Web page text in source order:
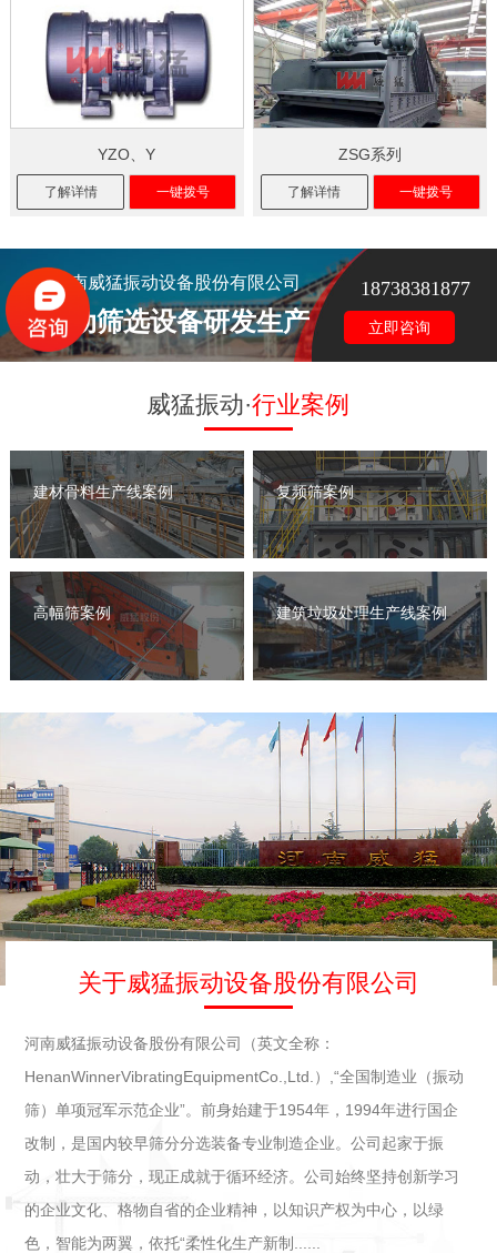
YZO、Y
了解详情 一键拨号
ZSG系列
了解详情 一键拨号
河南威猛振动设备股份有限公司
振动筛选设备研发生产
18738381877
立即咨询
威猛振动·行业案例
建材骨料生产线案例 复频筛案例
高幅筛案例 建筑垃圾处理生产线案例
关于威猛振动设备股份有限公司
河南威猛振动设备股份有限公司（英文全称：
HenanWinnerVibratingEquipmentCo.,Ltd.）,“全国制造业（振动
筛）单项冠军示范企业”。前身始建于1954年，1994年进行国企
改制，是国内较早筛分分选装备专业制造企业。公司起家于振
动，壮大于筛分，现正成就于循环经济。公司始终坚持创新学习
的企业文化、格物自省的企业精神，以知识产权为中心，以绿
色，智能为两翼，依托“柔性化生产新制......